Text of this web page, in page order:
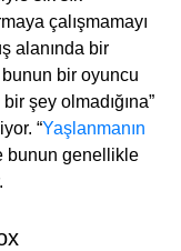
çalışmamayı
alanında bir
bir oyuncu
şey olmadığına”
“Yaşlanmanın
bunun genellikle